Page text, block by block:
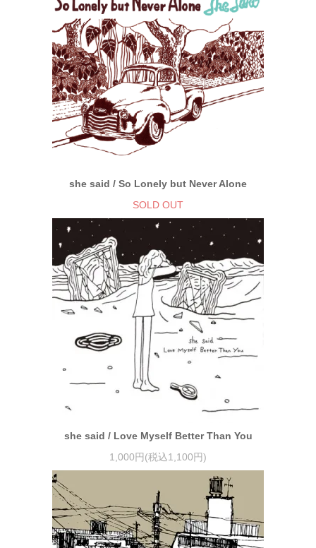
she said / So Lonely but Never Alone
SOLD OUT
she said / Love Myself Better Than You
1,000円(税込1,100円)